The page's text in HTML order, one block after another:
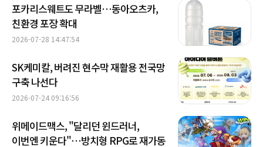
포카리스웨트도 무라벨…동아오츠카,
친환경 포장 확대
2026-07-28 14:47:54
SK케미칼, 버려진 현수막 재활용 전국망
구축 나선다
2026-07-24 09:16:56
위메이드맥스, "달리던 윈드러너,
이번엔 키운다"…방치형 RPG로 재가동